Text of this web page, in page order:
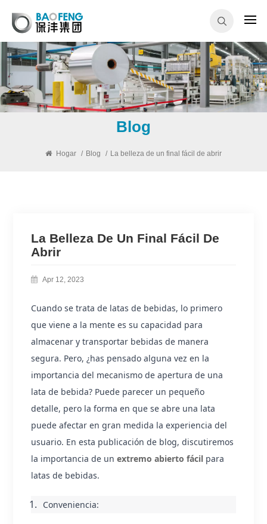
Blog
Hogar / Blog / La belleza de un final fácil de abrir
La Belleza De Un Final Fácil De
Abrir
Apr 12, 2023
Cuando se trata de latas de bebidas, lo primero
que viene a la mente es su capacidad para
almacenar y transportar bebidas de manera
segura. Pero, ¿has pensado alguna vez en la
importancia del mecanismo de apertura de una
lata de bebida? Puede parecer un pequeño
detalle, pero la forma en que se abre una lata
puede afectar en gran medida la experiencia del
usuario. En esta publicación de blog, discutiremos
la importancia de un extremo abierto fácil para
latas de bebidas.
Conveniencia: